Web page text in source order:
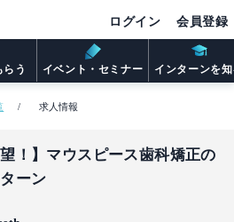
らう イベント・セミナー インターンを
ログイン 会員登録
求人情報
！】マウスピース歯科矯正の
ーン